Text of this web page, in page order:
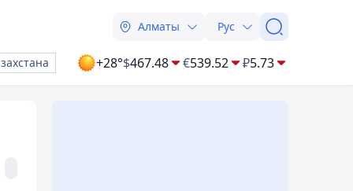
Алматы Рус
+28°$467.48 €539.52 ₽5.73